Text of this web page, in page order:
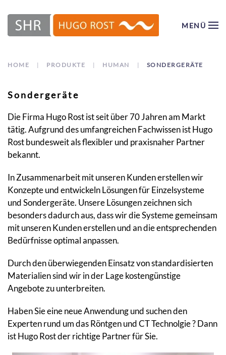
Zum Hauptinhalt springen MENÜ
HOME PRODUKTE HUMAN SONDERGERÄTE
Sondergeräte
Die Firma Hugo Rost ist seit über 70 Jahren am Markt
tätig. Aufgrund des umfangreichen Fachwissen ist Hugo
Rost bundesweit als flexibler und praxisnaher Partner
bekannt.
In Zusammenarbeit mit unseren Kunden erstellen wir
Konzepte und entwickeln Lösungen für Einzelsysteme
und Sondergeräte. Unsere Lösungen zeichnen sich
besonders dadurch aus, dass wir die Systeme gemeinsam
mit unseren Kunden erstellen und an die entsprechenden
Bedürfnisse optimal anpassen.
Durch den überwiegenden Einsatz von standardisierten
Materialien sind wir in der Lage kostengünstige
Angebote zu unterbreiten.
Haben Sie eine neue Anwendung und suchen den
Experten rund um das Röntgen und CT Technolgie ? Dann
ist Hugo Rost der richtige Partner für Sie.